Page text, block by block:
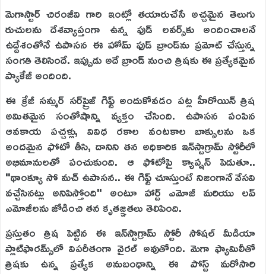
మెగాస్టార్ చిరంజీవి గారి ఇంట్లో తయారుచేసే అచ్చమైన తెలుగు
రుచులను దేశవ్యాప్తంగా ఉన్న ఫుడ్ లవర్స్‌కు అందించాలనే
ఉద్దేశంతోనే ఉపాసన ఈ హోమ్ ఫుడ్ బ్రాండ్‌ను ప్రమోట్ చేస్తున్న
సంగతి తెలిసిందే. ఇప్పుడు అదే బ్రాండ్ నుంచి త్రిషకు ఈ ప్రత్యేకమైన
ప్యాకేజీ అందింది.
ఈ క్రేజీ సమ్మర్ సర్‌ప్రైజ్ గిఫ్ట్ అందుకోవడం పట్ల హీరోయిన్ త్రిష
అమితమైన సంతోషాన్ని వ్యక్తం చేసింది. ఉపాసన పంపిన
ఆవకాయ పచ్చళ్లు, వివిధ రకాల వంటకాల బాక్సులను ఒక
అందమైన ఫోటో తీసి, దానిని తన అధికారిక ఇన్‌స్టాగ్రామ్ స్టోరీలో
అభిమానులతో పంచుకుంది. ఆ ఫోటోపై క్యాప్షన్ పెడుతూ..
"థాంక్యూ సో మచ్ ఉపాసన.. ఈ గిఫ్ట్ చూస్తుంటే నిజంగానే వేసవి
వచ్చేసినట్లు అనిపిస్తోంది" అంటూ హార్ట్ ఎమోజీ మరియు లవ్
ఎమోజీలను జోడించి తన కృతజ్ఞతలు తెలిపింది.
ప్రస్తుతం త్రిష పెట్టిన ఈ ఇన్‌స్టాగ్రామ్ స్టోరీ సోషల్ మీడియా
ప్లాట్‌ఫారమ్స్‌లో విపరీతంగా వైరల్ అవుతోంది. మెగా ఫ్యామిలీతో
త్రిషకు ఉన్న ప్రత్యేక అనుబంధాన్ని ఈ పోస్ట్ మరోసారి